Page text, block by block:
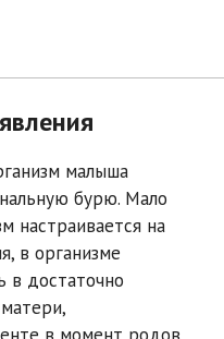
малыша
бурю. Мало
настраивается на
в организме
в достаточно